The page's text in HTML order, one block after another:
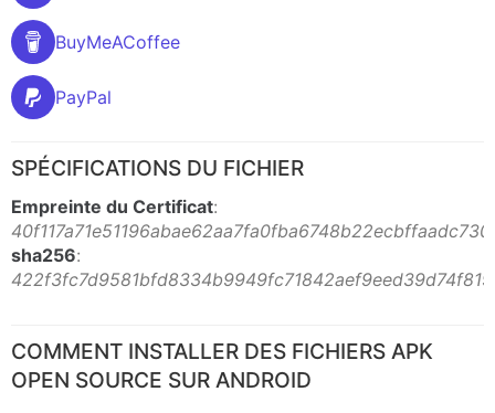
BuyMeACoffee
PayPal
SPÉCIFICATIONS DU FICHIER
Empreinte du Certificat:
sha256:
COMMENT INSTALLER DES FICHIERS APK
OPEN SOURCE SUR ANDROID